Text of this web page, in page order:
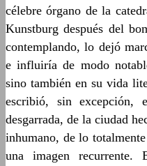
célebre órgano de la
Kunstburg después del
contemplando, lo dejó
e influiría de modo
sino también en su vida
escribió, sin excepción,
desgarrada, de la ciudad
inhumano, de lo
una imagen recurrente.